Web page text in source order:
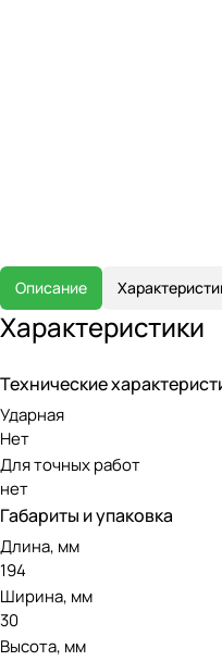
Описание
Характеристики
Технические
Ударная
Нет
Для точных работ
нет
Габариты и упаковка
Длина, мм
194
Ширина, мм
30
Высота, мм